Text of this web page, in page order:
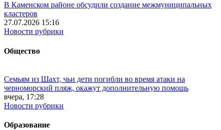
В Каменском районе обсудили создание межмуниципальных
кластеров
27.07.2026 15:16
Новости рубрики
Общество
Семьям из Шахт, чьи дети погибли во время атаки на
черноморский пляж, окажут дополнительную помощь
вчера, 17:28
Новости рубрики
Образование